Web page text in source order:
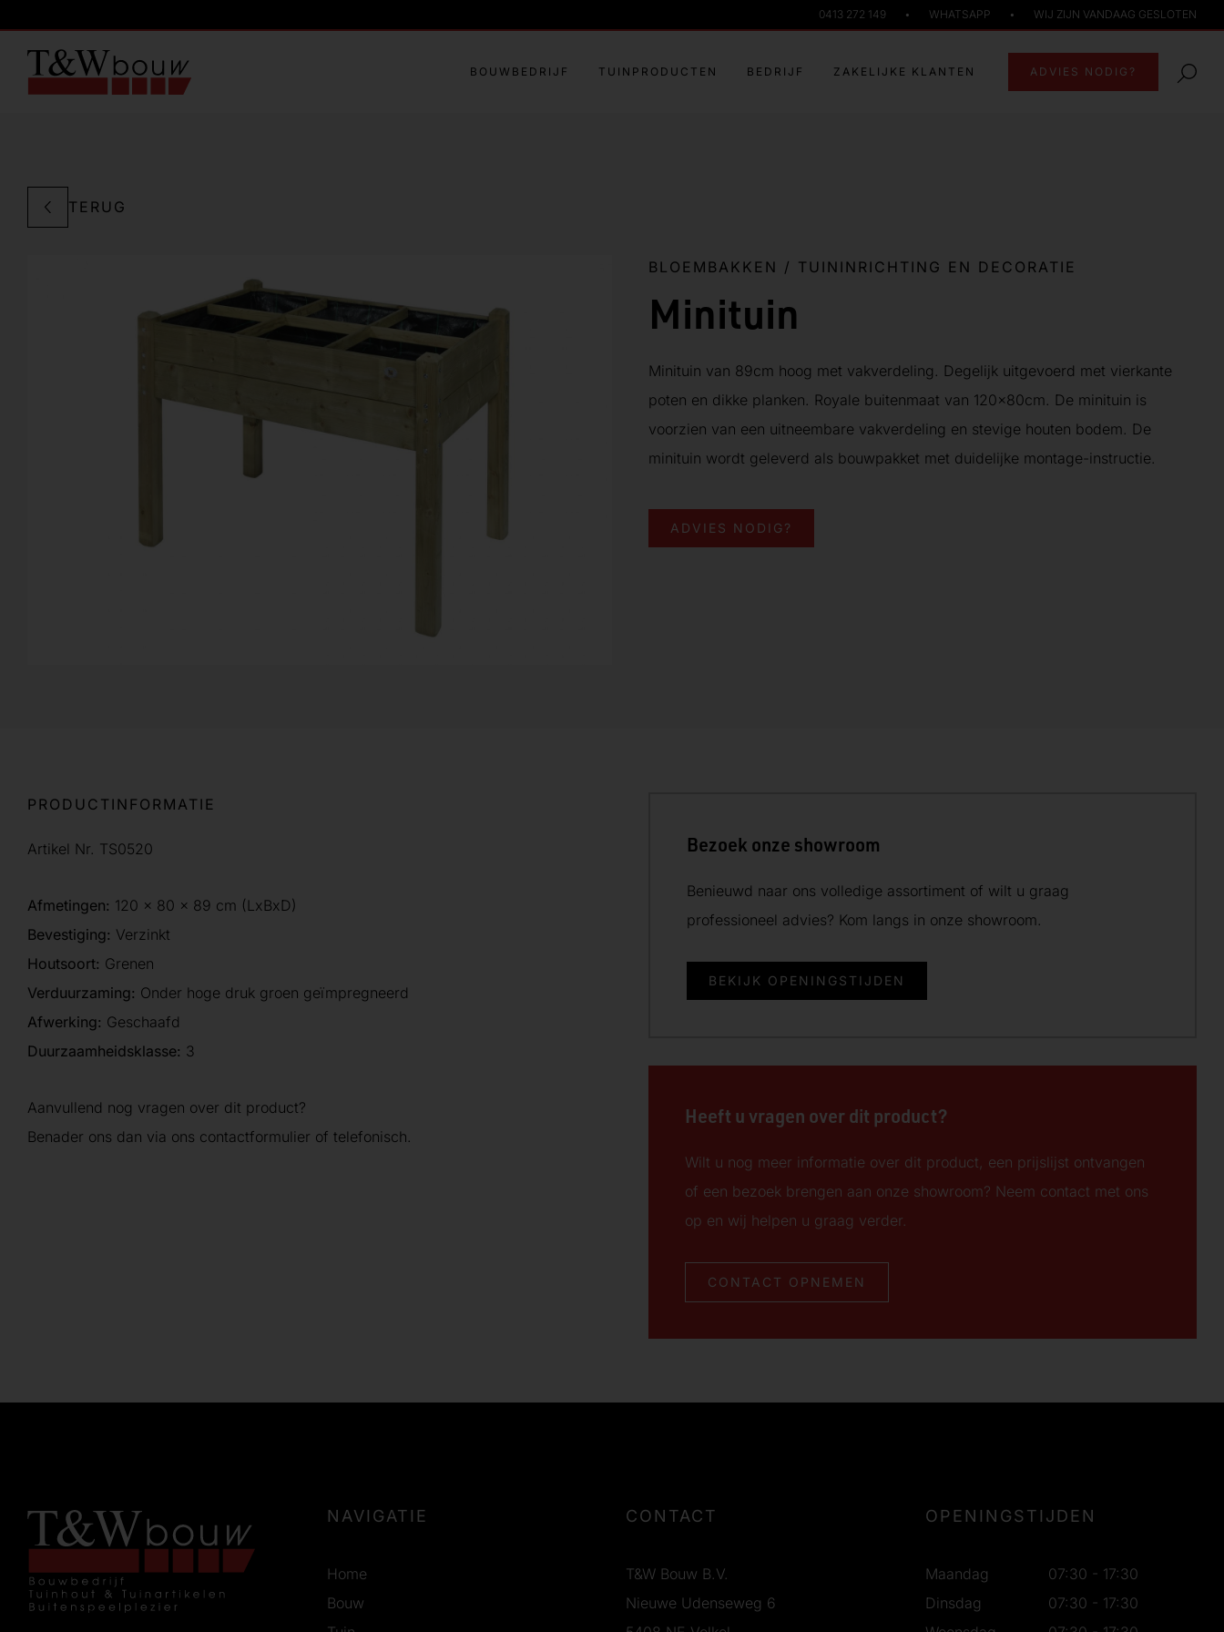
0413 272 149 • WHATSAPP • WIJ ZIJN VANDAAG GESLOTEN
BOUWBEDRIJF TUINPRODUCTEN BEDRIJF ZAKELIJKE KLANTEN ADVIES NODIG?
TERUG
BLOEMBAKKEN / TUININRICHTING EN DECORATIE
Minituin
Minituin van 89cm hoog met vakverdeling. Degelijk uitgevoerd met vierkante
poten en dikke planken. Royale buitenmaat van 120x80cm. De minituin is
voorzien van een uitneembare vakverdeling en stevige houten bodem. De
minituin wordt geleverd als bouwpakket met duidelijke montage-instructie.
ADVIES NODIG?
PRODUCTINFORMATIE
Artikel Nr. TS0520
Afmetingen: 120 x 80 x 89 cm (LxBxD)
Bevestiging: Verzinkt
Houtsoort: Grenen
Verduurzaming: Onder hoge druk groen geïmpregneerd
Afwerking: Geschaafd
Duurzaamheidsklasse: 3
Aanvullend nog vragen over dit product?
Benader ons dan via ons contactformulier of telefonisch.
Bezoek onze showroom
Benieuwd naar ons volledige assortiment of wilt u graag
professioneel advies? Kom langs in onze showroom.
BEKIJK OPENINGSTIJDEN
Heeft u vragen over dit product?
Wilt u nog meer informatie over dit product, een prijslijst ontvangen
of een bezoek brengen aan onze showroom? Neem contact met ons
op en wij helpen u graag verder.
CONTACT OPNEMEN
NAVIGATIE
Home
Bouw
CONTACT
T&W Bouw B.V.
Nieuwe Udenseweg 6
OPENINGSTIJDEN
Maandag
07:30 - 17:30
Dinsdag
07:30 - 17:30